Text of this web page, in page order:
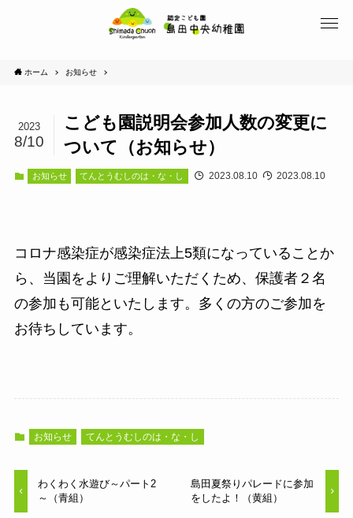
ホーム お知らせ
こども園説明会参加人数の変更に
ついて（お知らせ）
2023
8/10
お知らせ てんとうむしのは・な・し 2023.08.10 2023.08.10
コロナ感染症が感染症法上5類になっていることか
ら、当園をよりご理解いただくため、保護者２名
の参加も可能といたします。多くの方のご参加を
お待ちしています。
お知らせ てんとうむしのは・な・し
わくわく水遊び～パート2
～（青組）
島田夏祭りパレードに参加
をしたよ！（黄組）